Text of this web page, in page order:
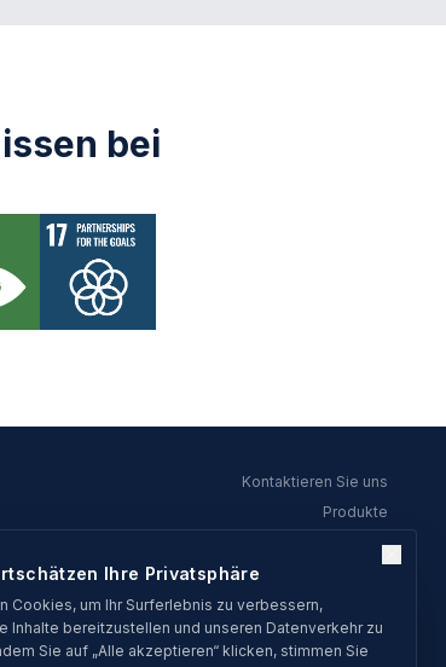
Ihre Privatsphäre
Cookies, um Ihr Surferlebnis zu verbessern,
Inhalte bereitzustellen und unseren Datenverkehr zu
Sie auf „Alle akzeptieren“ klicken, stimmen Sie
bei
Kontaktieren Sie uns
Produkte
Über uns
Nutzungsbedingungen
Datenschutzerklärung